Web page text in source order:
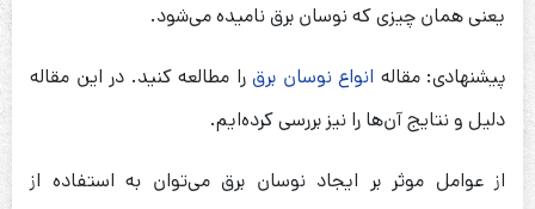
یعنی همان چیزی که نوسان برق نامیده می‌شود.
پیشنهادی: مقاله انواع نوسان برق را مطالعه کنید. در این مقاله
دلیل و نتایج آن‌ها را نیز بررسی کرده‌ایم.
از عوامل موثر بر ایجاد نوسان برق می‌توان به استفاده از